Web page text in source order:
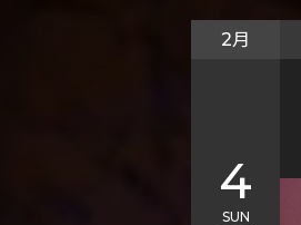
2月
4
SUN